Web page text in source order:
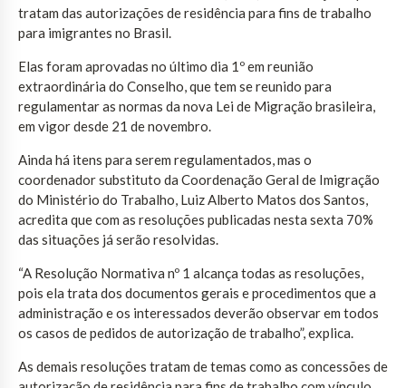
tratam das autorizações de residência para fins de trabalho
para imigrantes no Brasil.
Elas foram aprovadas no último dia 1º em reunião
extraordinária do Conselho, que tem se reunido para
regulamentar as normas da nova Lei de Migração brasileira,
em vigor desde 21 de novembro.
Ainda há itens para serem regulamentados, mas o
coordenador substituto da Coordenação Geral de Imigração
do Ministério do Trabalho, Luiz Alberto Matos dos Santos,
acredita que com as resoluções publicadas nesta sexta 70%
das situações já serão resolvidas.
“A Resolução Normativa nº 1 alcança todas as resoluções,
pois ela trata dos documentos gerais e procedimentos que a
administração e os interessados deverão observar em todos
os casos de pedidos de autorização de trabalho”, explica.
As demais resoluções tratam de temas como as concessões de